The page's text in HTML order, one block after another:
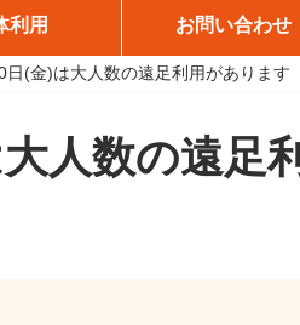
利用 お問い合わせ
(金)は大人数の遠足利用があります
人数の遠足利